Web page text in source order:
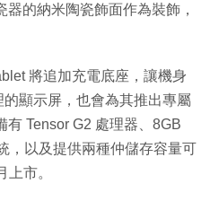
的納米陶瓷飾面作為裝飾，
將追加充電底座，讓機身
顯示屏，也會為其推出專屬
Tensor G2 處理器、8GB
，以及提供兩種仲儲存容量可
市。